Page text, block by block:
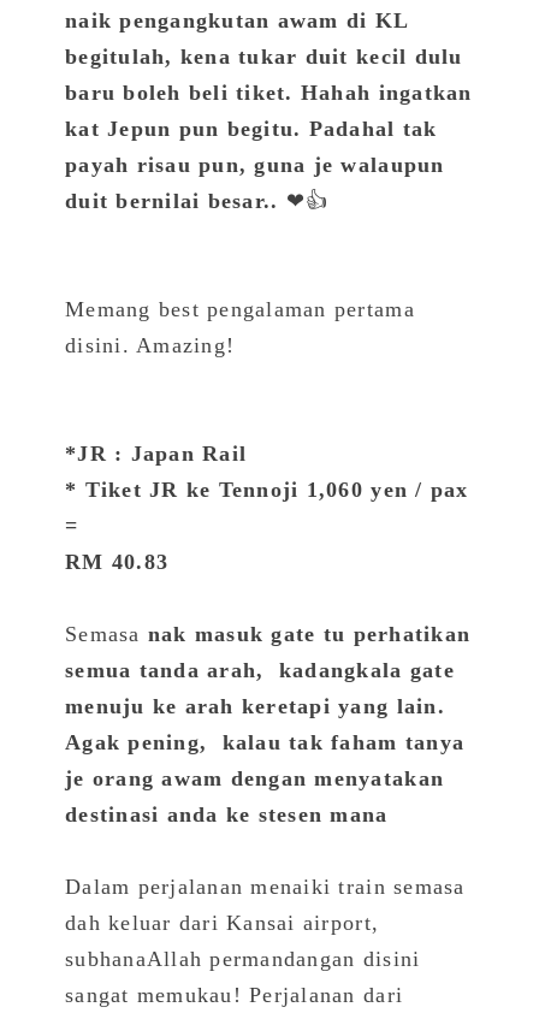
naik pengangkutan awam di KL
begitulah, kena tukar duit kecil dulu
baru boleh beli tiket. Hahah ingatkan
kat Jepun pun begitu. Padahal tak
payah risau pun, guna je walaupun
duit bernilai besar.. ❤👍
Memang best pengalaman pertama
disini. Amazing!
*JR : Japan Rail
* Tiket JR ke Tennoji 1,060 yen / pax
=
RM 40.83
Semasa nak masuk gate tu perhatikan
semua tanda arah, kadangkala gate
menuju ke arah keretapi yang lain.
Agak pening, kalau tak faham tanya
je orang awam dengan menyatakan
destinasi anda ke stesen mana
Dalam perjalanan menaiki train semasa
dah keluar dari Kansai airport,
subhanaAllah permandangan disini
sangat memukau! Perjalanan dari